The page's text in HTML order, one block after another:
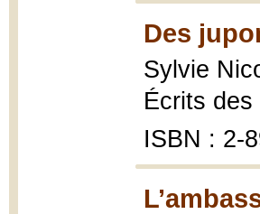
Des
Sylvie
Écrits
ISBN : 2-